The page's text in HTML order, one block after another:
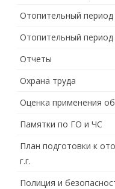
Отопительный период
Отопительный период
Отчеты
Охрана труда
Оценка применения
Памятки по ГО и ЧС
План подготовки к
г.г.
Полиция и